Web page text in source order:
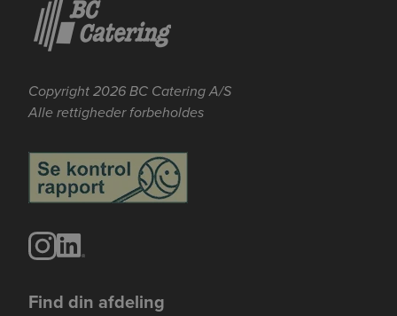
Copyright 2026 BC Catering A/S
Alle rettigheder forbeholdes
Find din afdeling